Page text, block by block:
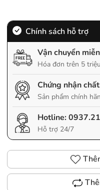
Chính sách hỗ trợ
Vận chuyển
Hóa đơn trên 5 triệu
Chứng nhận
Sản phẩm chính
Hotline:
Hỗ trợ 24/7